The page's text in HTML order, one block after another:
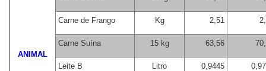
ANIMAL
Carne de Frango Kg 2,51
Carne Suína 15 kg 63,56
Leite B Litro 0,9445